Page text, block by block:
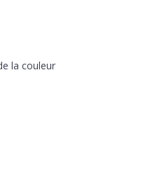
la couleur